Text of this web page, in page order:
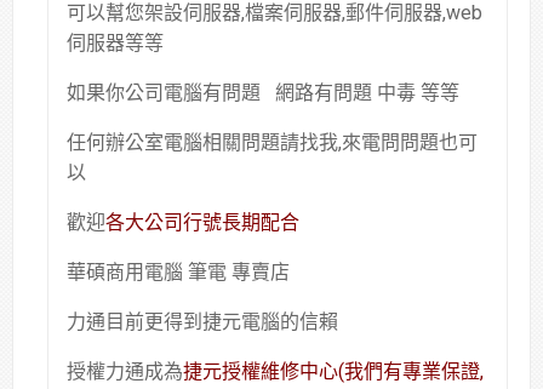
可以幫您架設伺服器,檔案伺服器,郵件伺服器,web
伺服器等等
如果你公司電腦有問題 網路有問題 中毒 等等
任何辦公室電腦相關問題請找我,來電問問題也可
以
歡迎各大公司行號長期配合
華碩商用電腦 筆電 專賣店
力通目前更得到捷元電腦的信賴
授權力通成為捷元授權維修中心(我們有專業保證,